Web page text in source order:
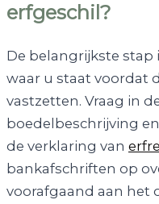
erfgeschil?
De belangrijkste stap
waar u staat voordat
vastzetten. Vraag in
boedelbeschrijving
de verklaring van
bankafschriften op
voorafgaand aan het